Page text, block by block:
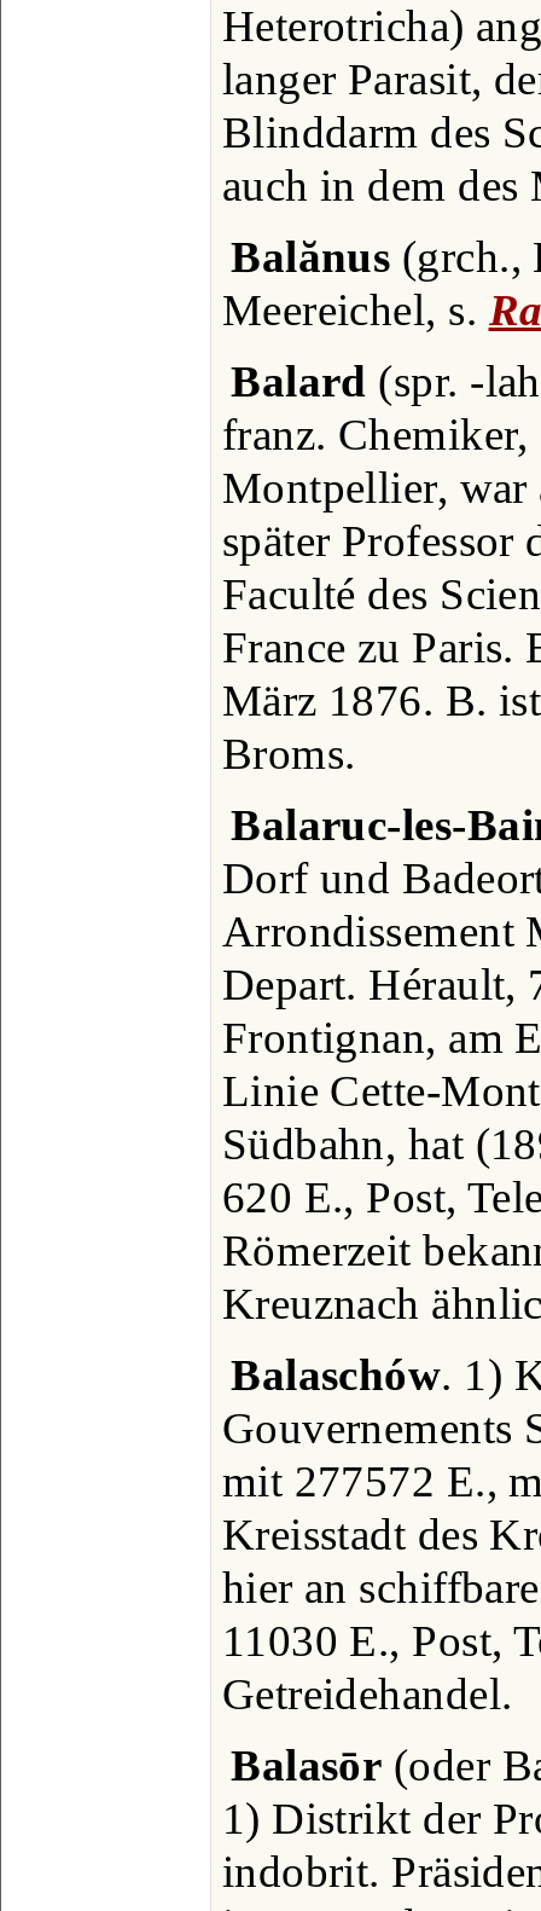
Heterotricha)
langer Parasit,
Blinddarm des
auch in dem des
Balănus (grch.,
Meereichel, s.
Balard (spr. -
franz.
Montpellier, war
später Professor
Faculté des
France zu Paris.
März 1876. B.
Broms.
Balaruc-les-
Dorf und
Arrondissement
Depart. Hérault,
Frontignan, am
Linie Cette-
Südbahn, hat
620 E., Post,
Römerzeit
Kreuznach
Balaschów. 1)
Gouvernements
mit 277572 E.,
Kreisstadt des
hier an
11030 E., Post,
Getreidehandel.
Balasōr (oder
1) Distrikt der
indobrit.